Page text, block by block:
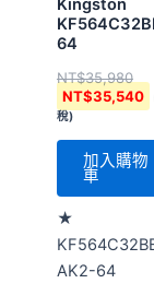
Kingston
64
NT$35,980
NT$35,540
稅)
加入購物
車
★
AK2-64